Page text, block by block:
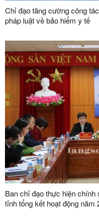
Chỉ đạo tăng cường công
pháp luật về bảo hiểm y tế
Ban chỉ đạo thực hiện
tỉnh tổng kết hoạt động năm